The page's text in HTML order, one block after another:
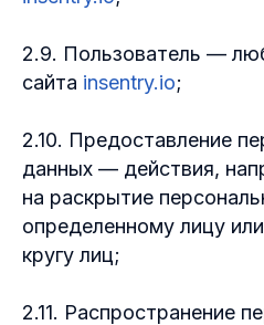
2.9. Пользователь —
сайта insentry.io;
2.10. Предоставление
данных — действия,
на раскрытие
определенному лицу
кругу лиц;
2.11. Распространение